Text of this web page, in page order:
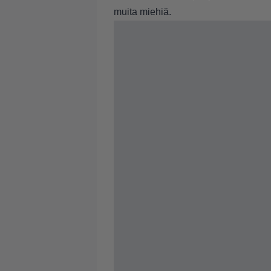
muita miehiä.